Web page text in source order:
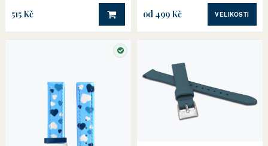
515 Kč DO KOŠÍKU
od 499 Kč VELIKOSTI
SKLADEM